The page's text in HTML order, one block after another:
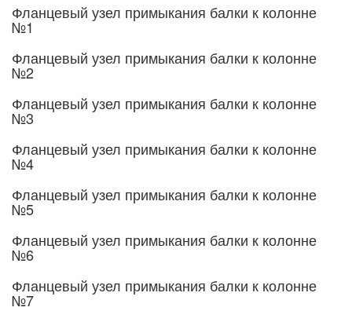
Фланцевый узел примыкания балки к колонне
№1
Фланцевый узел примыкания балки к колонне
№2
Фланцевый узел примыкания балки к колонне
№3
Фланцевый узел примыкания балки к колонне
№4
Фланцевый узел примыкания балки к колонне
№5
Фланцевый узел примыкания балки к колонне
№6
Фланцевый узел примыкания балки к колонне
№7